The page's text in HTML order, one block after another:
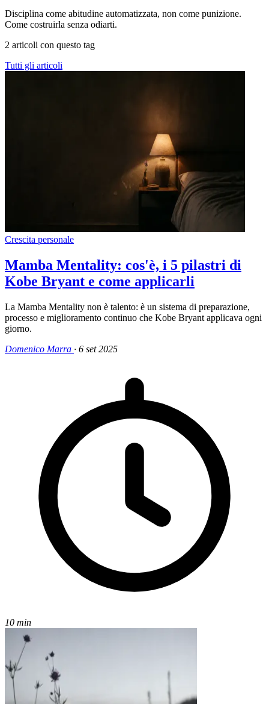
Disciplina come abitudine automatizzata, non come punizione.
Come costruirla senza odiarti.
2 articoli con questo tag
Tutti gli articoli
Crescita personale
Mamba Mentality: cos'è, i 5 pilastri di
Kobe Bryant e come applicarli
La Mamba Mentality non è talento: è un sistema di preparazione,
processo e miglioramento continuo che Kobe Bryant applicava ogni
giorno.
Domenico Marra · 6 set 2025
10 min